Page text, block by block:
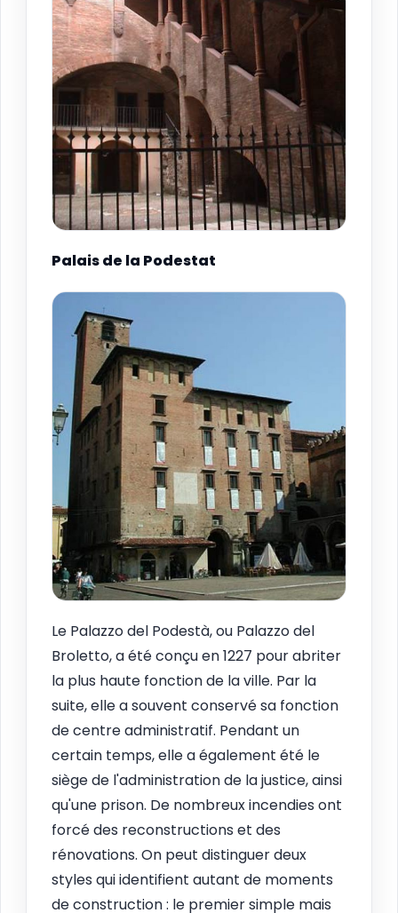
Palais de la Podestat
Le Palazzo del Podestà, ou Palazzo del
Broletto, a été conçu en 1227 pour abriter
la plus haute fonction de la ville. Par la
suite, elle a souvent conservé sa fonction
de centre administratif. Pendant un
certain temps, elle a également été le
siège de l'administration de la justice, ainsi
qu'une prison. De nombreux incendies ont
forcé des reconstructions et des
rénovations. On peut distinguer deux
styles qui identifient autant de moments
de construction : le premier simple mais